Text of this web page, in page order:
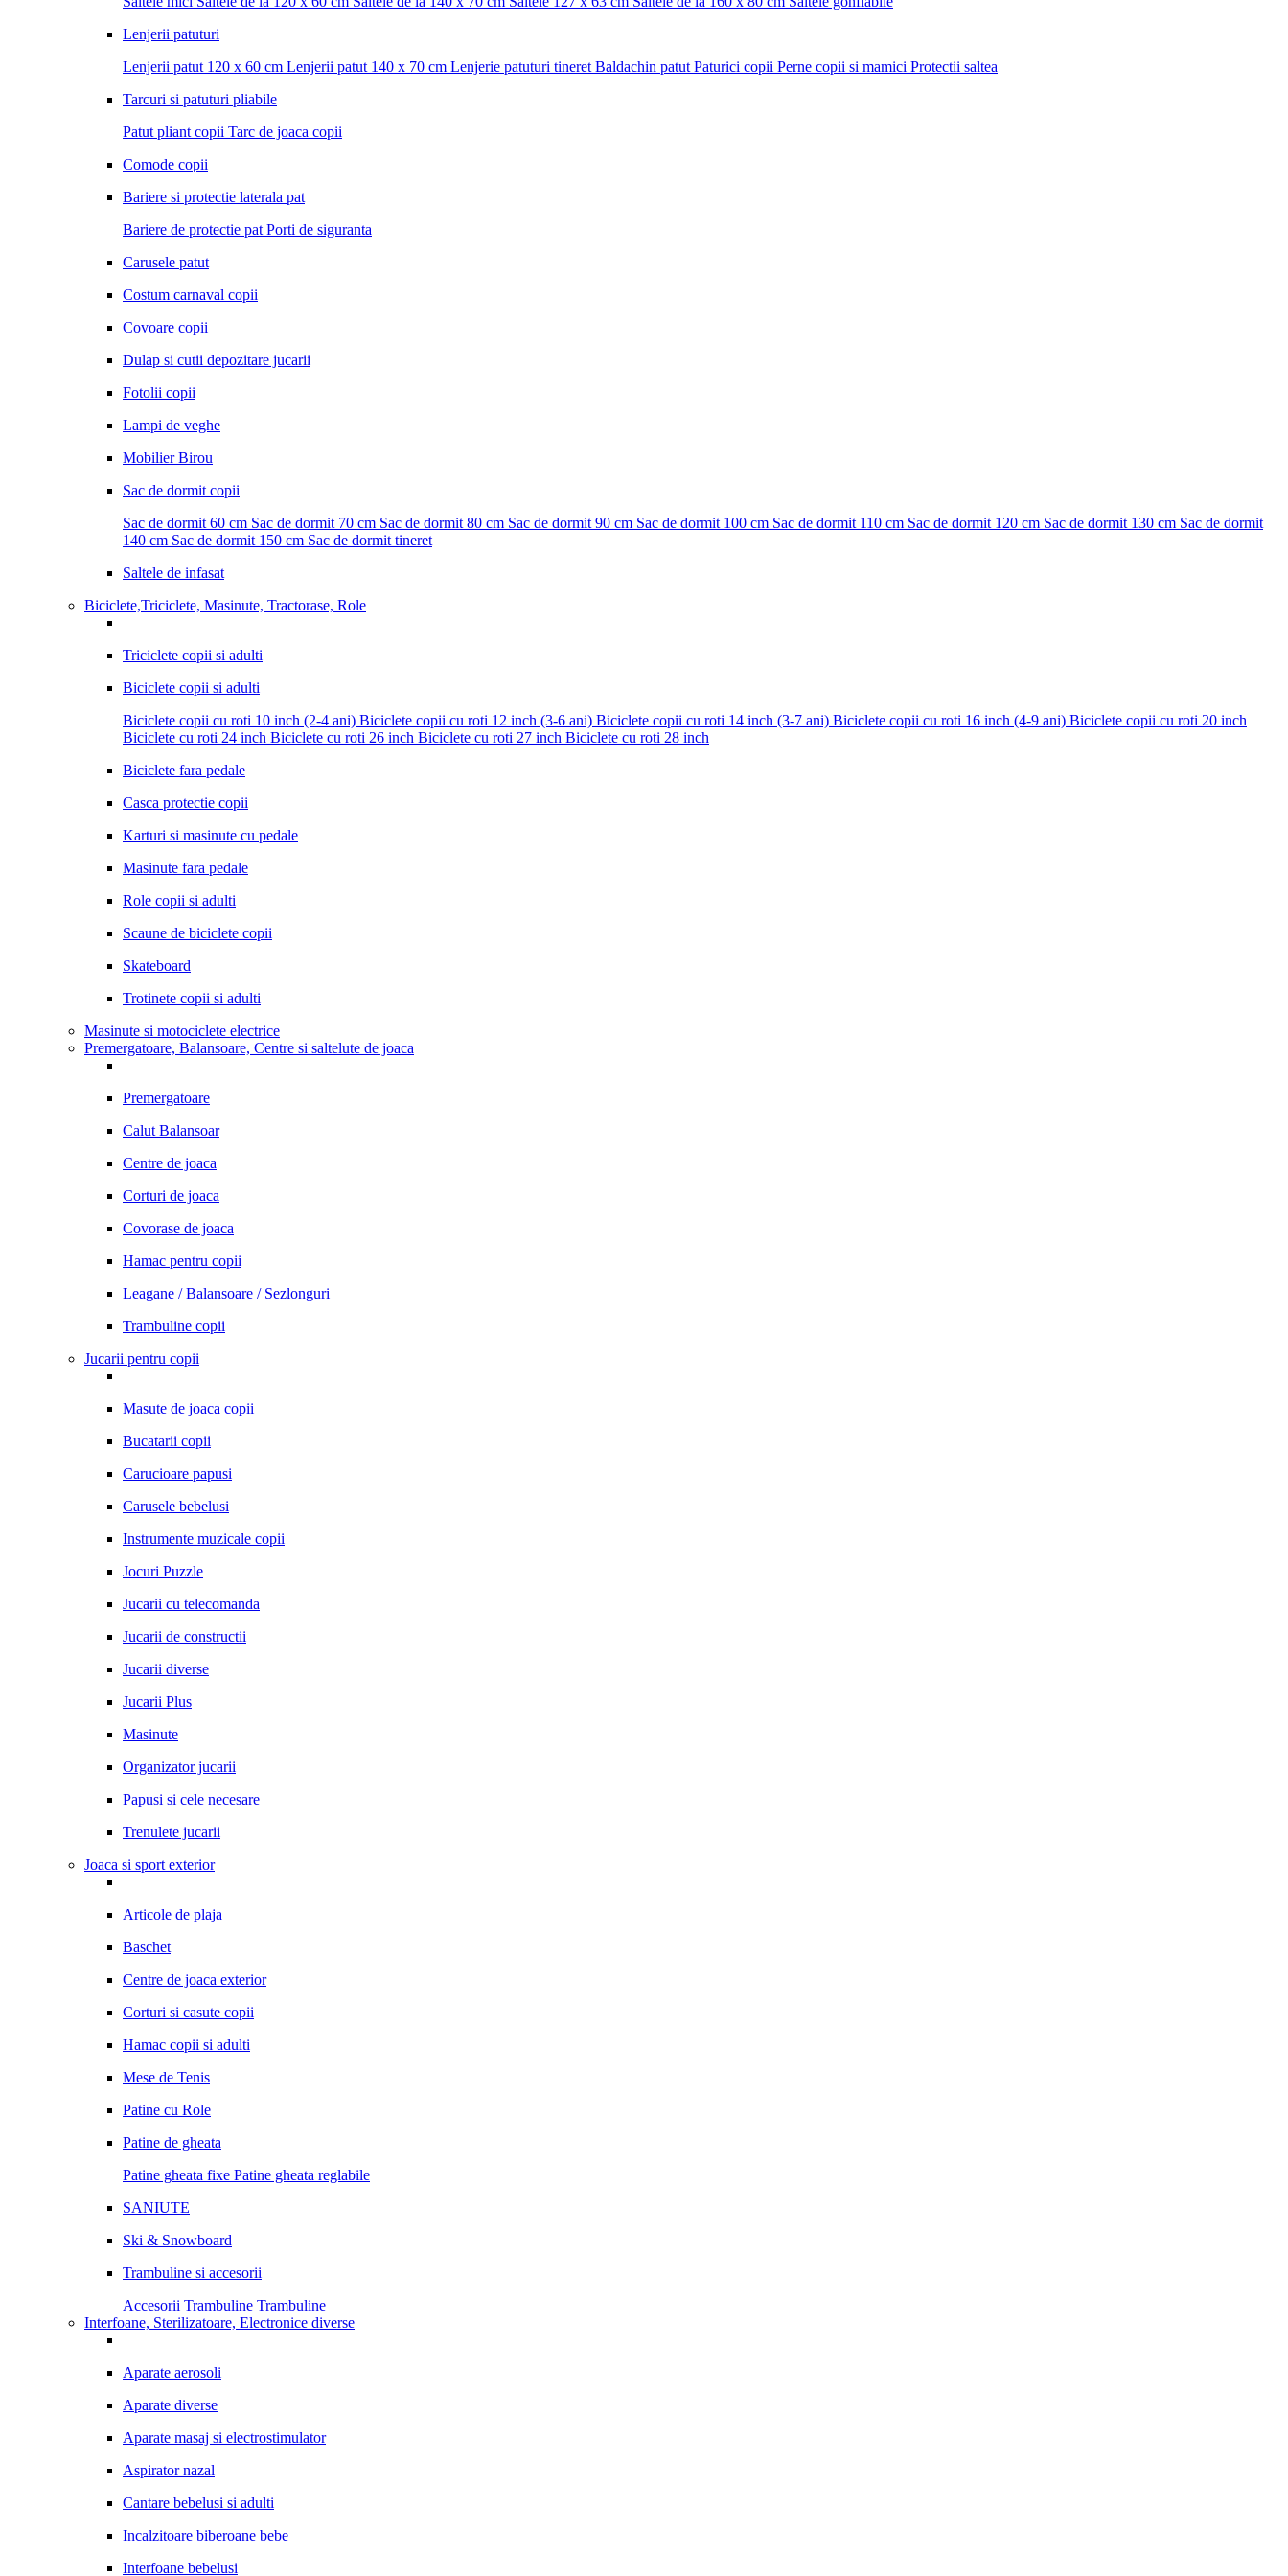
Lenjerii patuturi
Lenjerii patut 120 x 60 cm Lenjerii patut 140 x 70 cm Lenjerie patuturi tineret Baldachin patut Paturici copii Perne copii si mamici Protectii saltea
Tarcuri si patuturi pliabile
Patut pliant copii Tarc de joaca copii
Comode copii
Bariere si protectie laterala pat
Bariere de protectie pat Porti de siguranta
Carusele patut
Costum carnaval copii
Covoare copii
Dulap si cutii depozitare jucarii
Fotolii copii
Lampi de veghe
Mobilier Birou
Sac de dormit copii
Sac de dormit 60 cm Sac de dormit 70 cm Sac de dormit 80 cm Sac de dormit 90 cm Sac de dormit 100 cm Sac de dormit 110 cm Sac de dormit 120 cm Sac de dormit 130 cm Sac de dormit
140 cm Sac de dormit 150 cm Sac de dormit tineret
Saltele de infasat
Biciclete,Triciclete, Masinute, Tractorase, Role
Triciclete copii si adulti
Biciclete copii si adulti
Biciclete copii cu roti 10 inch (2-4 ani) Biciclete copii cu roti 12 inch (3-6 ani) Biciclete copii cu roti 14 inch (3-7 ani) Biciclete copii cu roti 16 inch (4-9 ani) Biciclete copii cu roti 20 inch
Biciclete cu roti 24 inch Biciclete cu roti 26 inch Biciclete cu roti 27 inch Biciclete cu roti 28 inch
Biciclete fara pedale
Casca protectie copii
Karturi si masinute cu pedale
Masinute fara pedale
Role copii si adulti
Scaune de biciclete copii
Skateboard
Trotinete copii si adulti
Masinute si motociclete electrice
Premergatoare, Balansoare, Centre si saltelute de joaca
Premergatoare
Calut Balansoar
Centre de joaca
Corturi de joaca
Covorase de joaca
Hamac pentru copii
Leagane / Balansoare / Sezlonguri
Trambuline copii
Jucarii pentru copii
Masute de joaca copii
Bucatarii copii
Carucioare papusi
Carusele bebelusi
Instrumente muzicale copii
Jocuri Puzzle
Jucarii cu telecomanda
Jucarii de constructii
Jucarii diverse
Jucarii Plus
Masinute
Organizator jucarii
Papusi si cele necesare
Trenulete jucarii
Joaca si sport exterior
Articole de plaja
Baschet
Centre de joaca exterior
Corturi si casute copii
Hamac copii si adulti
Mese de Tenis
Patine cu Role
Patine de gheata
Patine gheata fixe Patine gheata reglabile
SANIUTE
Ski & Snowboard
Trambuline si accesorii
Accesorii Trambuline Trambuline
Interfoane, Sterilizatoare, Electronice diverse
Aparate aerosoli
Aparate diverse
Aparate masaj si electrostimulator
Aspirator nazal
Cantare bebelusi si adulti
Incalzitoare biberoane bebe
Interfoane bebelusi